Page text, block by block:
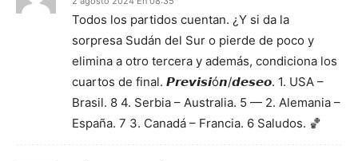
Todos los partidos cuentan. ¿Y si da la
sorpresa Sudán del Sur o pierde de poco y
elimina a otro tercera y además, condiciona los
cuartos de final. 𝙋𝙧𝙚𝙫𝙞𝙨𝙞ó𝙣/𝙙𝙚𝙨𝙚𝙤. 1. USA –
Brasil. 8 4. Serbia – Australia. 5 — 2. Alemania –
España. 7 3. Canadá – Francia. 6 Saludos. 🏀